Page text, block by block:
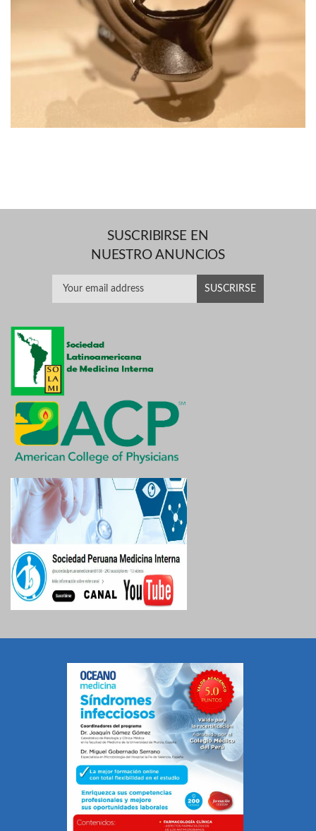
SUSCRIBIRSE EN
NUESTRO ANUNCIOS